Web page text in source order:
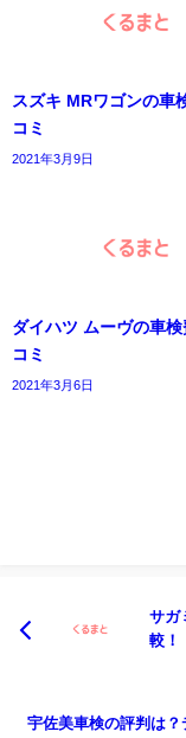
スズキ MRワゴンの車
コミ
2021年3月9日
ダイハツ ムーヴの車検
コミ
2021年3月6日
サガ
較！
宇佐美車検の評判は